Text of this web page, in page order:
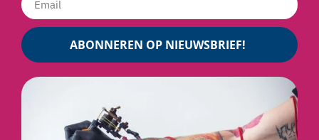
ABONNEREN OP NIEUWSBRIEF!